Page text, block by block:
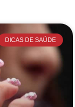
DICAS DE SAÚDE